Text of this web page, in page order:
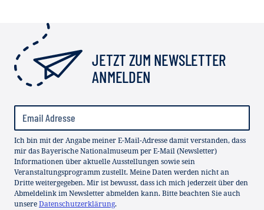
JETZT ZUM NEWSLETTER
ANMELDEN
Ich bin mit der Angabe meiner E-Mail-Adresse damit verstanden, dass
mir das Bayerische Nationalmuseum per E-Mail (Newsletter)
Informationen über aktuelle Ausstellungen sowie sein
Veranstaltungsprogramm zustellt. Meine Daten werden nicht an
Dritte weitergegeben. Mir ist bewusst, dass ich mich jederzeit über den
Abmeldelink im Newsletter abmelden kann. Bitte beachten Sie auch
unsereDatenschutzerklärung.